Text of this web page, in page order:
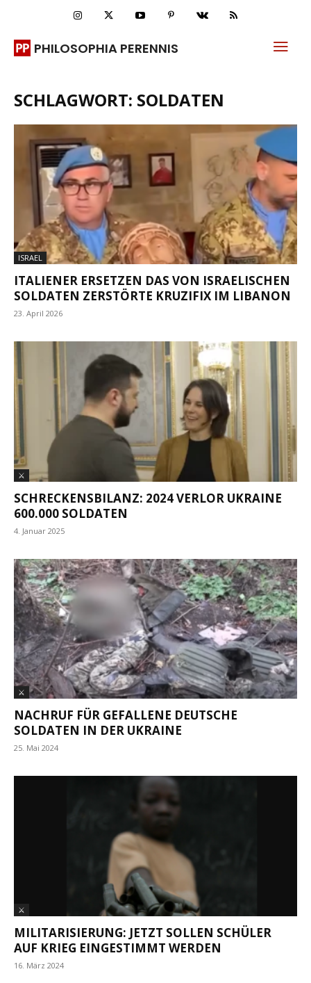
PHILOSOPHIA PERENNIS
SCHLAGWORT: SOLDATEN
ISRAEL
ITALIENER ERSETZEN DAS VON ISRAELISCHEN
SOLDATEN ZERSTÖRTE KRUZIFIX IM LIBANON
23. April 2026
⚔
SCHRECKENSBILANZ: 2024 VERLOR UKRAINE
600.000 SOLDATEN
4. Januar 2025
⚔
NACHRUF FÜR GEFALLENE DEUTSCHE
SOLDATEN IN DER UKRAINE
25. Mai 2024
⚔
MILITARISIERUNG: JETZT SOLLEN SCHÜLER
AUF KRIEG EINGESTIMMT WERDEN
16. März 2024